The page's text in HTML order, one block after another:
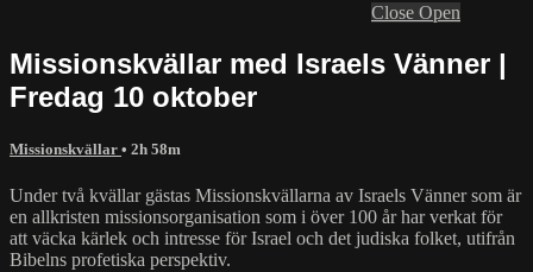
Close Open
Missionskvällar med Israels Vänner |
Fredag 10 oktober
Missionskvällar • 2h 58m
Under två kvällar gästas Missionskvällarna av Israels Vänner som är
en allkristen missionsorganisation som i över 100 år har verkat för
att väcka kärlek och intresse för Israel och det judiska folket, utifrån
Bibelns profetiska perspektiv.